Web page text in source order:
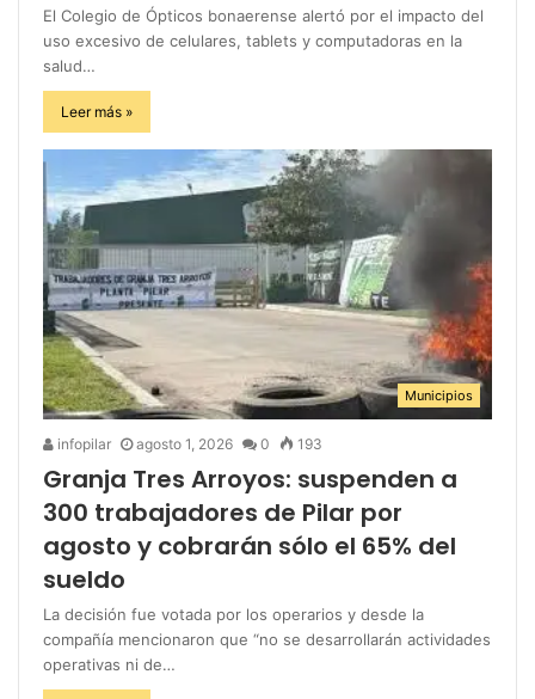
El Colegio de Ópticos bonaerense alertó por el impacto del
uso excesivo de celulares, tablets y computadoras en la
salud…
Leer más »
Municipios
infopilar agosto 1, 2026 0 193
Granja Tres Arroyos: suspenden a
300 trabajadores de Pilar por
agosto y cobrarán sólo el 65% del
sueldo
La decisión fue votada por los operarios y desde la
compañía mencionaron que “no se desarrollarán actividades
operativas ni de…